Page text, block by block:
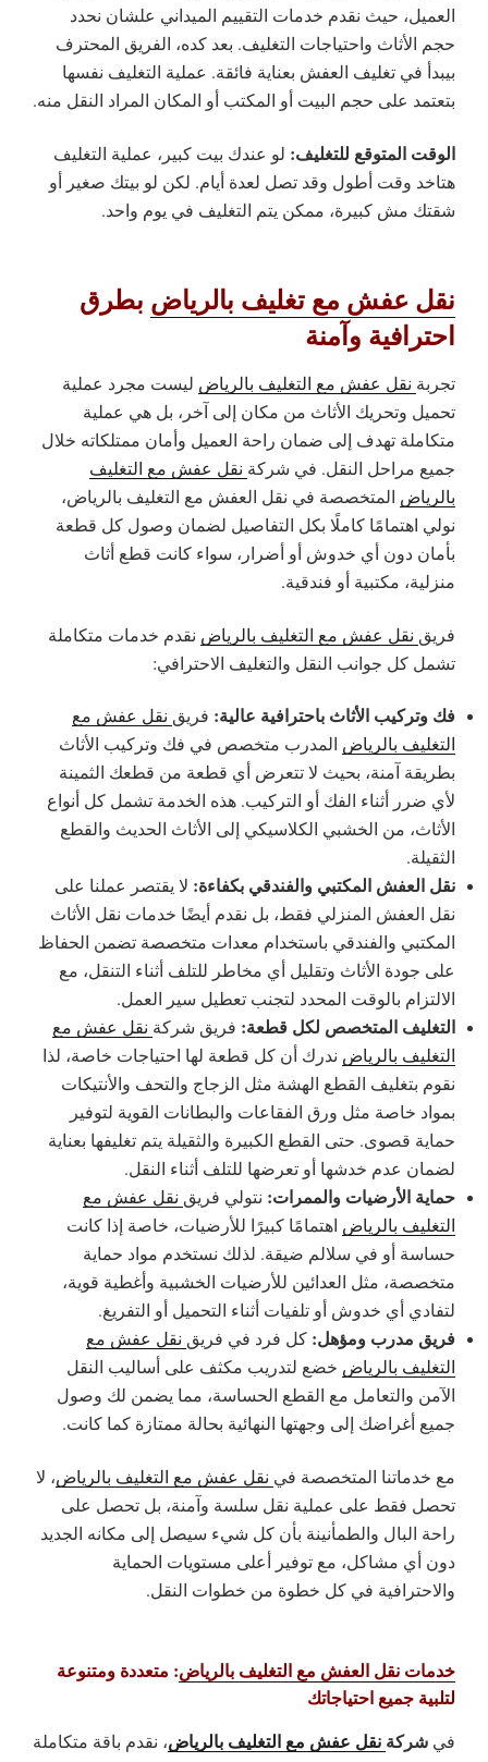
العميل، حيث نقدم خدمات التقييم الميداني علشان نحدد
حجم الأثاث واحتياجات التغليف. بعد كده، الفريق المحترف
بيبدأ في تغليف العفش بعناية فائقة. عملية التغليف نفسها
بتعتمد على حجم البيت أو المكتب أو المكان المراد النقل منه.
الوقت المتوقع للتغليف: لو عندك بيت كبير، عملية التغليف
هتاخد وقت أطول وقد تصل لعدة أيام. لكن لو بيتك صغير أو
شقتك مش كبيرة، ممكن يتم التغليف في يوم واحد.
نقل عفش مع تغليف بالرياض بطرق
احترافية وآمنة
تجربة نقل عفش مع التغليف بالرياض ليست مجرد عملية
تحميل وتحريك الأثاث من مكان إلى آخر، بل هي عملية
متكاملة تهدف إلى ضمان راحة العميل وأمان ممتلكاته خلال
جميع مراحل النقل. في شركة نقل عفش مع التغليف
بالرياض المتخصصة في نقل العفش مع التغليف بالرياض،
نولي اهتمامًا كاملًا بكل التفاصيل لضمان وصول كل قطعة
بأمان دون أي خدوش أو أضرار، سواء كانت قطع أثاث
منزلية، مكتبية أو فندقية.
فريق نقل عفش مع التغليف بالرياض نقدم خدمات متكاملة
تشمل كل جوانب النقل والتغليف الاحترافي:
فك وتركيب الأثاث باحترافية عالية: فريق نقل عفش مع
التغليف بالرياض المدرب متخصص في فك وتركيب الأثاث
بطريقة آمنة، بحيث لا تتعرض أي قطعة من قطعك الثمينة
لأي ضرر أثناء الفك أو التركيب. هذه الخدمة تشمل كل أنواع
الأثاث، من الخشبي الكلاسيكي إلى الأثاث الحديث والقطع
الثقيلة.
نقل العفش المكتبي والفندقي بكفاءة: لا يقتصر عملنا على
نقل العفش المنزلي فقط، بل نقدم أيضًا خدمات نقل الأثاث
المكتبي والفندقي باستخدام معدات متخصصة تضمن الحفاظ
على جودة الأثاث وتقليل أي مخاطر للتلف أثناء التنقل، مع
الالتزام بالوقت المحدد لتجنب تعطيل سير العمل.
التغليف المتخصص لكل قطعة: فريق شركة نقل عفش مع
التغليف بالرياض ندرك أن كل قطعة لها احتياجات خاصة، لذا
نقوم بتغليف القطع الهشة مثل الزجاج والتحف والأنتيكات
بمواد خاصة مثل ورق الفقاعات والبطانات القوية لتوفير
حماية قصوى. حتى القطع الكبيرة والثقيلة يتم تغليفها بعناية
لضمان عدم خدشها أو تعرضها للتلف أثناء النقل.
حماية الأرضيات والممرات: نتولي فريق نقل عفش مع
التغليف بالرياض اهتمامًا كبيرًا للأرضيات، خاصة إذا كانت
حساسة أو في سلالم ضيقة. لذلك نستخدم مواد حماية
متخصصة، مثل العدائين للأرضيات الخشبية وأغطية قوية،
لتفادي أي خدوش أو تلفيات أثناء التحميل أو التفريغ.
فريق مدرب ومؤهل: كل فرد في فريق نقل عفش مع
التغليف بالرياض خضع لتدريب مكثف على أساليب النقل
الآمن والتعامل مع القطع الحساسة، مما يضمن لك وصول
جميع أغراضك إلى وجهتها النهائية بحالة ممتازة كما كانت.
مع خدماتنا المتخصصة في نقل عفش مع التغليف بالرياض، لا
تحصل فقط على عملية نقل سلسة وآمنة، بل تحصل على
راحة البال والطمأنينة بأن كل شيء سيصل إلى مكانه الجديد
دون أي مشاكل، مع توفير أعلى مستويات الحماية
والاحترافية في كل خطوة من خطوات النقل.
خدمات نقل العفش مع التغليف بالرياض: متعددة ومتنوعة
لتلبية جميع احتياجاتك
في شركة نقل عفش مع التغليف بالرياض، نقدم باقة متكاملة